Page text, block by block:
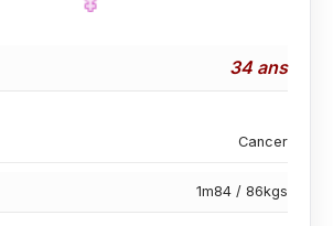
34 ans
Cancer
1m84 / 86kgs